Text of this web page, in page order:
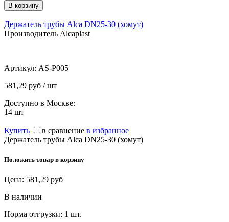
Держатель трубы Alca DN25-30 (хомут)
Производитель Alcaplast
Артикул: AS-P005
581,29 руб / шт
Доступно в Москве:
14 шт
Купить в сравнение в избранное
Держатель трубы Alca DN25-30 (хомут)
Положить товар в корзину
Цена: 581,29 руб
В наличии
Норма отгрузки: 1 шт.